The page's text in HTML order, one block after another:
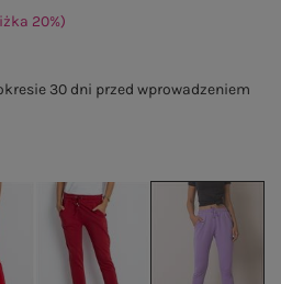
20%)
30 dni przed wprowadzeniem